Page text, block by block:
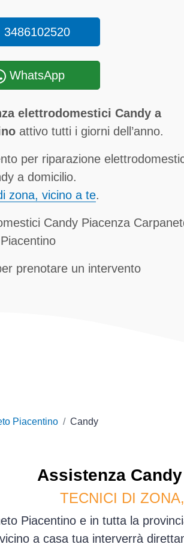
3486102520
WhatsApp
elettrodomestici Candy a
attivo tutti i giorni dell’anno.
per riparazione
a domicilio.
zona, vicino a te.
Candy Piacenza
Piacentino
prenotare un intervento
Piacentino Candy
Assistenza Candy
TECNICI DI
Piacentino e in tutta la
a casa tua interverrà